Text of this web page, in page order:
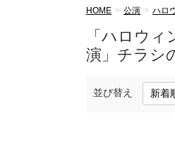
HOME 公演 ハロ
「ハロウ
演」チラシ
並び替え 新着